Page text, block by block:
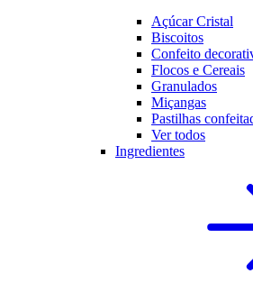
Açúcar Cristal
Biscoitos
Confeito
Flocos e Cereais
Granulados
Miçangas
Pastilhas
Ver todos
Ingredientes